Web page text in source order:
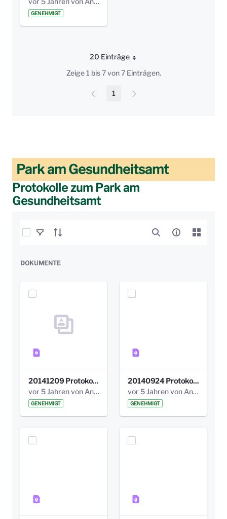
GENEHMIGT
20 Einträge
Pro Seite
Zeige 1 bis 7 von 7 Einträgen.
Seite
1
Park am Gesundheitsamt
Protokolle zum Park am
Gesundheitsamt
Elemente auswählen
DOKUMENTE
20141209 Protokoll Park am Gesundheitsamt 04.pdf
vor 5 Jahren von Anni Schlumberger
GENEHMIGT
20140924 Protokoll Park am Gesundheitsamt 03.pdf
vor 5 Jahren von Anni Schlumberger
GENEHMIGT